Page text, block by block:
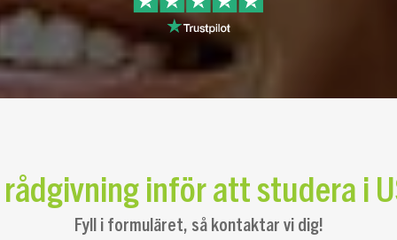
rådgivning inför att studera i
Fyll i formuläret, så kontaktar vi dig!